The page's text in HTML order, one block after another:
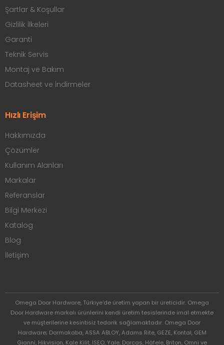
Şartlar & Koşullar
Gizlilik İlkeleri
Garanti
Teknik Servis
Montaj ve Bakım
Datasheet ve İndirmeler
Hızlı Erişim
Hakkımızda
Çözümler
Kullanım Alanları
Markalar
Referanslar
Bilgi Merkezi
Katalog
Blog
İletişim
Omega Door Hardware, Türkiye'de üretim yapan bir üreticidir. Omega
Door Hardware markalı ürünlerini kendi üretim tesislerinde imal etmekte
ve müşterilerine kesintisiz tedarik sağlamaktadır. Omega Door
Hardware; Dormakaba, ASSA ABLOY, Adams Rite, GEZE, Kontal, GEM
Gianni, Hikvision, Kale Kilit, ISEO, Yale, Dorcas, Häfele, Briton, Omni ve